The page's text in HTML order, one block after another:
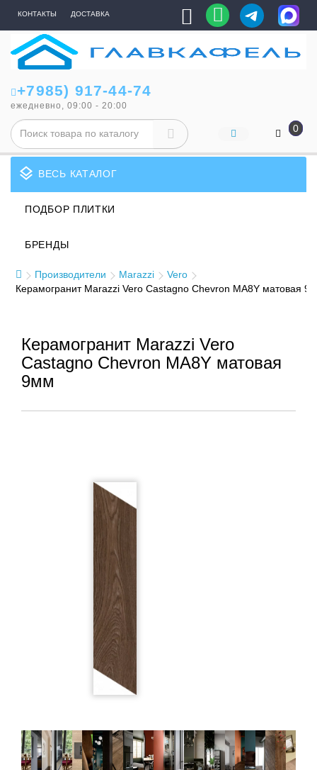
КОНТАКТЫ ДОСТАВКА
+7985) 917-44-74
ежедневно, 09:00 - 20:00
0
layers ВЕСЬ КАТАЛОГ
ПОДБОР ПЛИТКИ
БРЕНДЫ
Производители Marazzi
Vero
Керамогранит Marazzi Vero Castagno Chevron MA8Y матовая
Керамогранит Marazzi Vero
Castagno Chevron MA8Y матовая
9мм